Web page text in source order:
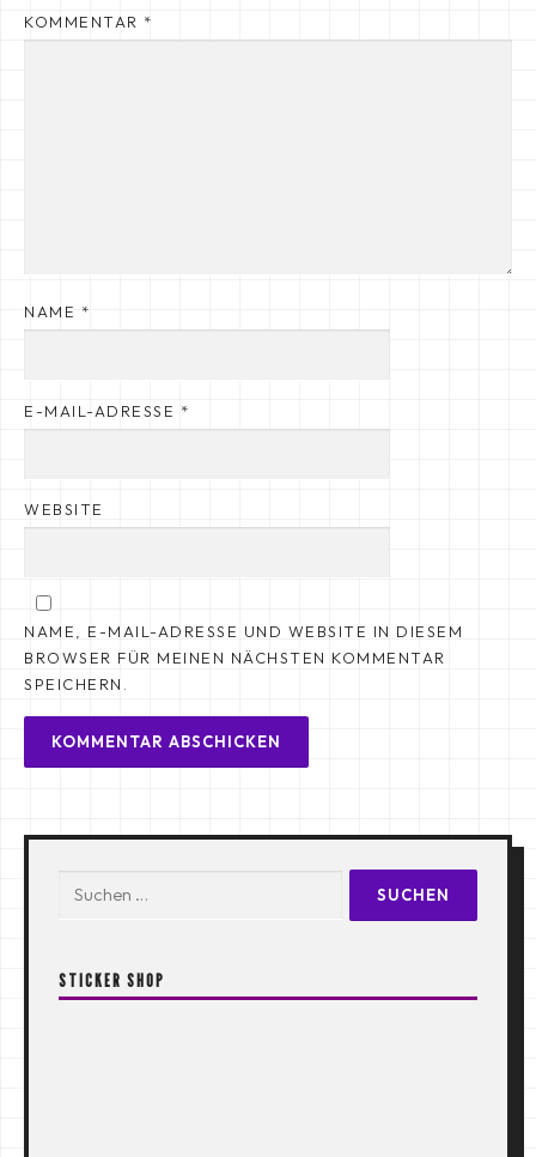
KOMMENTAR *
NAME *
E-MAIL-ADRESSE *
WEBSITE
NAME, E-MAIL-ADRESSE UND WEBSITE IN DIESEM
BROWSER FÜR MEINEN NÄCHSTEN KOMMENTAR
SPEICHERN.
nach:
STICKER SHOP